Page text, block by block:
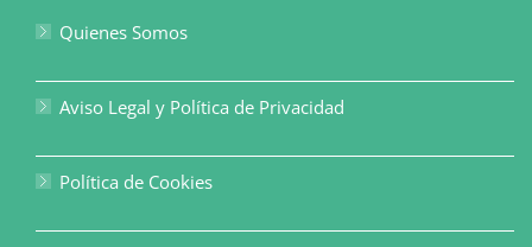
Quienes Somos
Aviso Legal y Política de Privacidad
Política de Cookies